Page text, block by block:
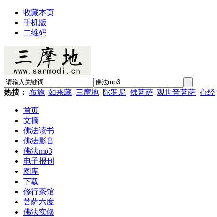
收藏本页
手机版
二维码
热搜： 布施 如来藏 三摩地 陀罗尼 佛菩萨 观世音菩萨 心经
首页
文摘
佛法读书
佛法影音
佛法mp3
电子报刊
图库
下载
修行茶馆
菩萨六度
佛法实修